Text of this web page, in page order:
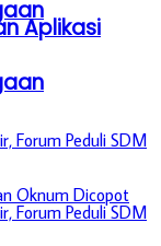
Aplikasi